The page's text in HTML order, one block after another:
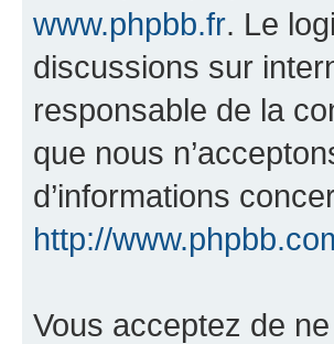
www.phpbb.fr. Le
discussions sur
responsable de la
que nous
d’informations
http://
Vous acceptez de